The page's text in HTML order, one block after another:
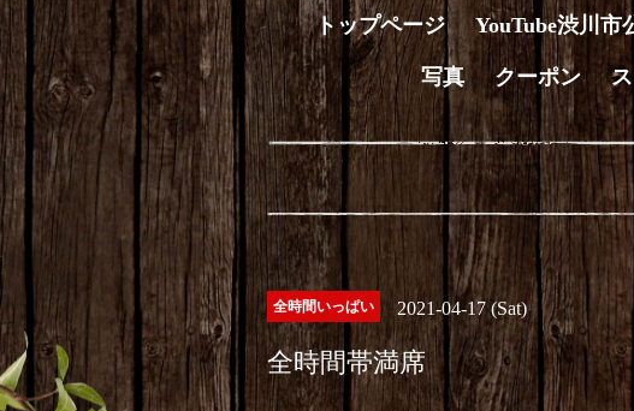
トップページ YouTube渋川市
写真 クーポン
全時間いっぱい 2021-04-17 (Sat)
全時間帯満席